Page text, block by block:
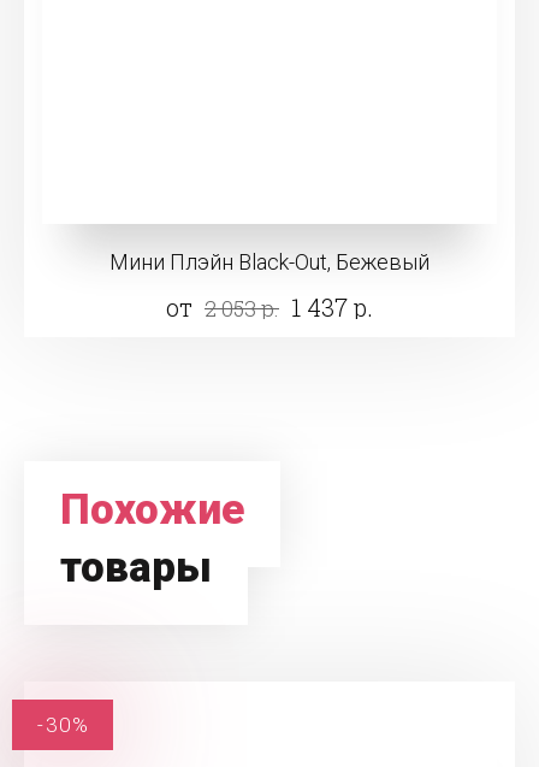
Мини Плэйн Black-Out, Бежевый
от 2 053 р. 1 437 р.
Похожие
товары
-30%